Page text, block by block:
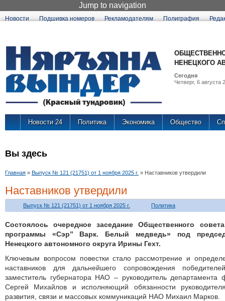
Jump to navigation
Новости Подшивка номеров Рекламодателям Полиграфия
НЕНЕЦКОГО
Сегодня
Четверг, 6 августа
Новости 24 Политика Экономика Общество
Вы здесь
Главная » Выпуск № 121 (21751) от 1 ноября 2025 г. » Наставников утвердили
Наставников утвердили
Выпуск № 121 (21751) от 1 ноября 2025 г. Политика
Состоялось очередное заседание Общественного
программы «Сэр’’ Варк. Белый медведь» под
Ненецкого автономного округа Ирины Гехт.
Ключевым вопросом повестки стало рассмотрение и
наставников для дальнейшего сопровождения
заместитель губернатора НАО – руководитель
Сергей Михайлов и исполняющий обязанности
развития, связи и массовых коммуникаций НАО Михаил Марков.